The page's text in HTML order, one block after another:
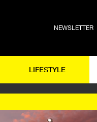
NEWSLETTER
LIFESTYLE